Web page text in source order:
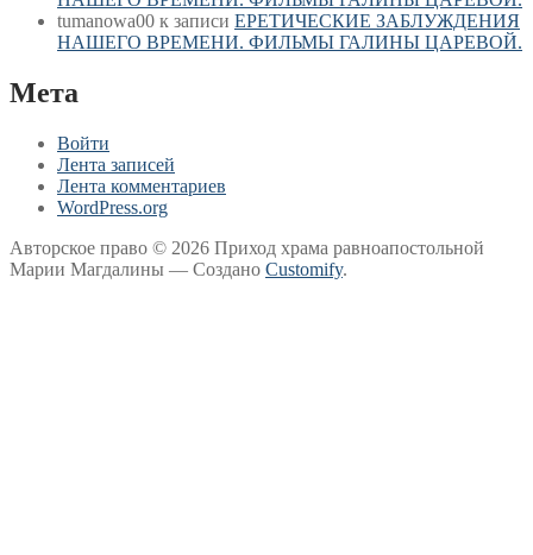
tumanowa00 к записи ЕРЕТИЧЕСКИЕ ЗАБЛУЖДЕНИЯ
НАШЕГО ВРЕМЕНИ. ФИЛЬМЫ ГАЛИНЫ ЦАРЕВОЙ.
Мета
Войти
Лента записей
Лента комментариев
WordPress.org
Авторское право © 2026 Приход храма равноапостольной
Марии Магдалины — Создано Customify.